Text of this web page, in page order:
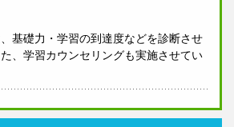
、基礎力・学習の到達度などを診断させ
、学習カウンセリングも実施させてい